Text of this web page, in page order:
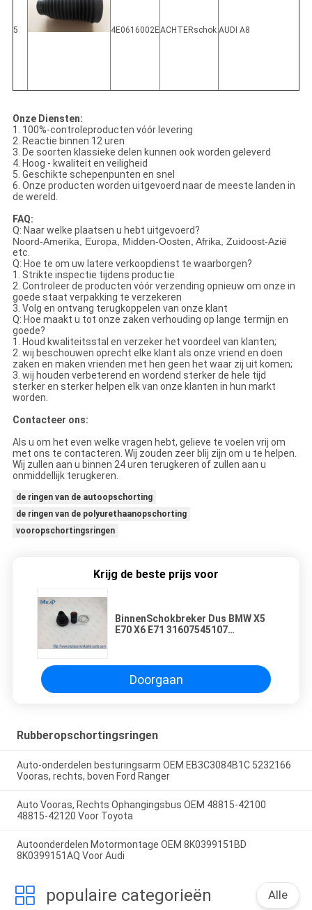
5 4E0616002EACHTERschok AUDI A8
Onze Diensten:
1. 100%-controleproducten vóór levering
2. Reactie binnen 12 uren
3. De soorten klassieke delen kunnen ook worden geleverd
4. Hoog - kwaliteit en veiligheid
5. Geschikte schepenpunten en snel
6. Onze producten worden uitgevoerd naar de meeste landen in
de wereld.
FAQ:
Q: Naar welke plaatsen u hebt uitgevoerd?
Noord-Amerika, Europa, Midden-Oosten, Afrika, Zuidoost-Azië
etc.
Q: Hoe te om uw latere verkoopdienst te waarborgen?
1. Strikte inspectie tijdens productie
2. Controleer de producten vóór verzending opnieuw om onze in
goede staat verpakking te verzekeren
3. Volg en ontvang terugkoppelen van onze klant
Q: Hoe maakt u tot onze zaken verhouding op lange termijn en
goede?
1. Houd kwaliteitsstal en verzeker het voordeel van klanten;
2. wij beschouwen oprecht elke klant als onze vriend en doen
zaken en maken vrienden met hen geen het waar zij uit komen;
3. wij houden verbeterend en wordend sterker de hele tijd
sterker en sterker helpen elk van onze klanten in hun markt
worden.
Contacteer ons:
Als u om het even welke vragen hebt, gelieve te voelen vrij om
met ons te contacteren. Wij zouden zeer blij zijn om u te helpen.
Wij zullen aan u binnen 24 uren terugkeren of zullen aan u
onmiddellijk terugkeren.
de ringen van de autoopschorting
de ringen van de polyurethaanopschorting
vooropschortingsringen
Krijg de beste prijs voor
BinnenSchokbreker Dus BMW X5
E70 X6 E71 31607545107
Doorgaan
Rubberopschortingsringen
Auto-onderdelen besturingsarm OEM EB3C3084B1C 5232166
Vooras, rechts, boven Ford Ranger
Auto Vooras, Rechts Ophangingsbus OEM 48815-42100
48815-42120 Voor Toyota
Autoonderdelen Motormontage OEM 8K0399151BD
8K0399151AQ Voor Audi
populaire categorieën Alle